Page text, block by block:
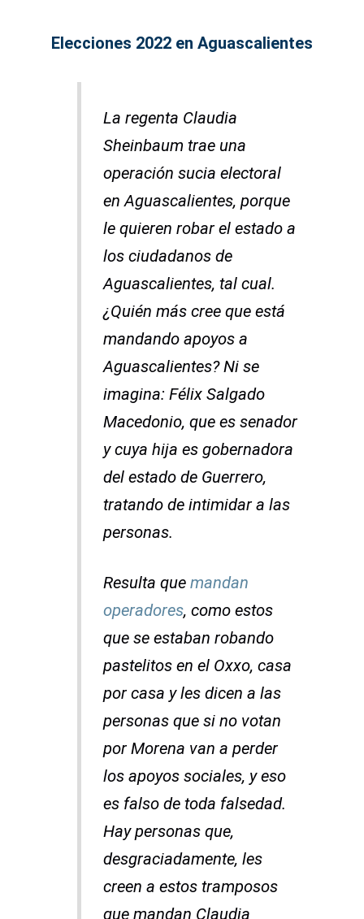
Elecciones 2022 en Aguascalientes
La regenta Claudia
Sheinbaum trae una
operación sucia electoral
en Aguascalientes, porque
le quieren robar el estado a
los ciudadanos de
Aguascalientes, tal cual.
¿Quién más cree que está
mandando apoyos a
Aguascalientes? Ni se
imagina: Félix Salgado
Macedonio, que es senador
y cuya hija es gobernadora
del estado de Guerrero,
tratando de intimidar a las
personas.
Resulta quemandan
operadores, como estos
que se estaban robando
pastelitos en el Oxxo, casa
por casa y les dicen a las
personas que si no votan
por Morena van a perder
los apoyos sociales, y eso
es falso de toda falsedad.
Hay personas que,
desgraciadamente, les
creen a estos tramposos
que mandan Claudia